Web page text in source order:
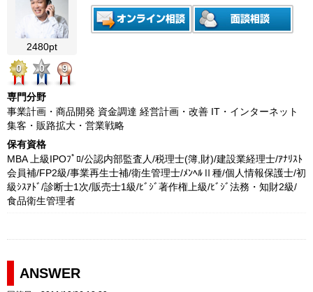
2480pt
0
0 9
専門分野
事業計画・商品開発 資金調達 経営計画・改善 IT・インターネット
集客・販路拡大・営業戦略
保有資格
MBA 上級IPOﾌﾟﾛ/公認内部監査人/税理士(簿,財)/建設業経理士/ｱﾅﾘｽﾄ
会員補/FP2級/事業再生士補/衛生管理士/ﾒﾝﾍﾙⅡ種/個人情報保護士/初
級ｼｽｱﾄﾞ/診断士1次/販売士1級/ﾋﾞｼﾞ著作権上級/ﾋﾞｼﾞ法務・知財2級/
食品衛生管理者
ANSWER